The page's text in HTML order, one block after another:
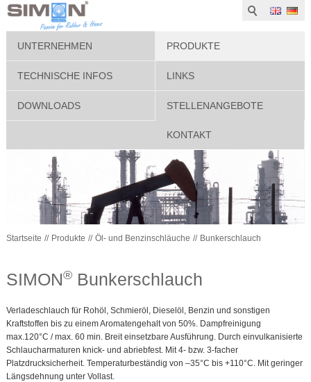
UNTERNEHMEN PRODUKTE
TECHNISCHE INFOS LINKS
DOWNLOADS STELLENANGEBOTE
KONTAKT
Startseite Produkte Öl- und Benzinschläuche Bunkerschlauch
SIMON®Bunkerschlauch
Verladeschlauch für Rohöl, Schmieröl, Dieselöl, Benzin und sonstigen
Kraftstoffen bis zu einem Aromatengehalt von 50%. Dampfreinigung
max.120°C / max. 60 min. Breit einsetzbare Ausführung. Durch einvulkanisierte
Schlaucharmaturen knick- und abriebfest. Mit 4- bzw. 3-facher
Platzdrucksicherheit. Temperaturbeständig von –35°C bis +110°C. Mit geringer
Längsdehnung unter Vollast.